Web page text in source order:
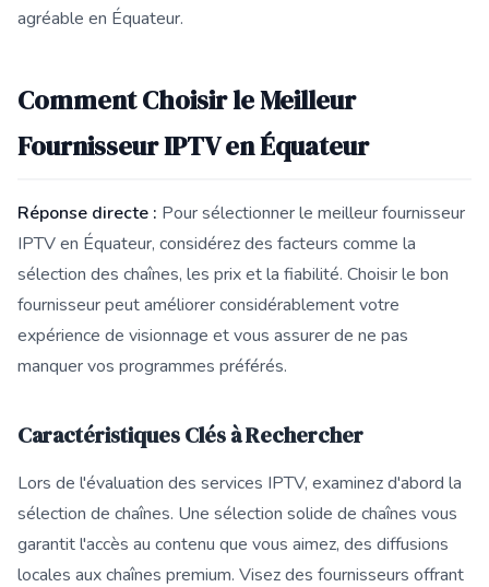
agréable en Équateur.
Comment Choisir le Meilleur
Fournisseur IPTV en Équateur
Réponse directe : Pour sélectionner le meilleur fournisseur
IPTV en Équateur, considérez des facteurs comme la
sélection des chaînes, les prix et la fiabilité. Choisir le bon
fournisseur peut améliorer considérablement votre
expérience de visionnage et vous assurer de ne pas
manquer vos programmes préférés.
Caractéristiques Clés à Rechercher
Lors de l'évaluation des services IPTV, examinez d'abord la
sélection de chaînes. Une sélection solide de chaînes vous
garantit l'accès au contenu que vous aimez, des diffusions
locales aux chaînes premium. Visez des fournisseurs offrant